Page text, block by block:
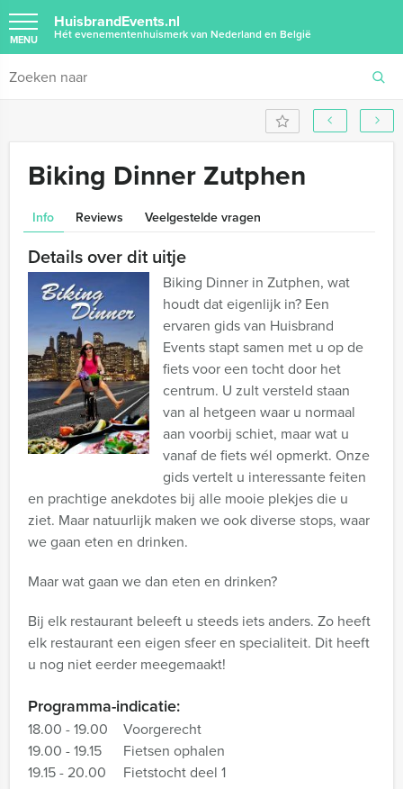
HuisbrandEvents.nl
Hét evenementenhuismerk van Nederland en België
MENU
Biking Dinner Zutphen
Info Reviews Veelgestelde vragen
Details over dit uitje
Biking Dinner in Zutphen, wat
houdt dat eigenlijk in? Een
ervaren gids van Huisbrand
Events stapt samen met u op de
fiets voor een tocht door het
centrum. U zult versteld staan
van al hetgeen waar u normaal
aan voorbij schiet, maar wat u
vanaf de fiets wél opmerkt. Onze
gids vertelt u interessante feiten
en prachtige anekdotes bij alle mooie plekjes die u
ziet. Maar natuurlijk maken we ook diverse stops, waar
we gaan eten en drinken.
Maar wat gaan we dan eten en drinken?
Bij elk restaurant beleeft u steeds iets anders. Zo heeft
elk restaurant een eigen sfeer en specialiteit. Dit heeft
u nog niet eerder meegemaakt!
Programma-indicatie:
18.00 - 19.00
Voorgerecht
19.00 - 19.15
Fietsen ophalen
19.15 - 20.00
Fietstocht deel 1